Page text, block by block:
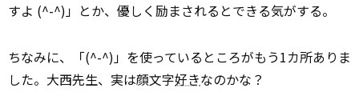
すよ (^-^)」とか、優しく励まされるとできる気がする。
ちなみに、「(^-^)」を使っているところがもう1カ所ありま
した。大西先生、実は顔文字好きなのかな？